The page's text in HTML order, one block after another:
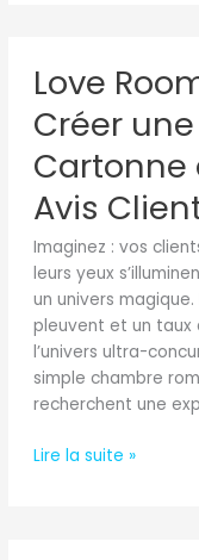
Love
Créer
Cartonne
Avis
Imaginez : vos
leurs yeux
un univers
pleuvent et un taux
l’univers ultra-
simple chambre
recherchent une
Room
7
Secrets
pour
Créer
Expérience
VIP
qui
Cartonne
et
Exploser
vos
Clients
Lire la suite »